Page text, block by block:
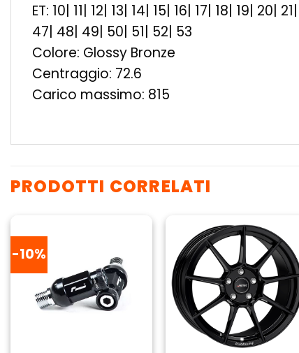
ET: 10| 11| 12| 13| 14| 15| 16| 17| 18| 19|
47| 48| 49| 50| 51| 52| 53
Colore: Glossy Bronze
Centraggio: 72.6
Carico massimo: 815
PRODOTTI CORRELATI
-10%